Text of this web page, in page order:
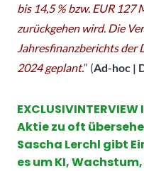
bis 14,5 % bzw. EUR 127
zurückgehen wird. Die
Jahresfinanzberichts der
2024 geplant.“ (Ad-hoc |
Aktie zu oft
Sascha Lerchl gibt
es um KI,